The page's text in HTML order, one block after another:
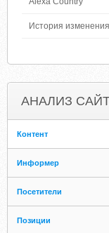
История
АНАЛИЗ
Контент
Информер
Посетители
Позиции